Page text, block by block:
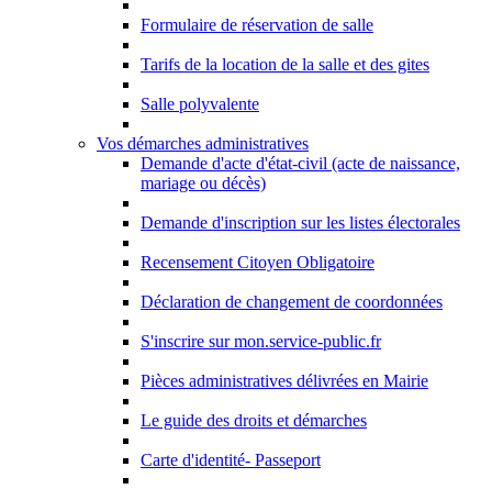
Formulaire de réservation de salle
Tarifs de la location de la salle et des gites
Salle polyvalente
Vos démarches administratives
Demande d'acte d'état-civil (acte de naissance,
mariage ou décès)
Demande d'inscription sur les listes électorales
Recensement Citoyen Obligatoire
Déclaration de changement de coordonnées
S'inscrire sur mon.service-public.fr
Pièces administratives délivrées en Mairie
Le guide des droits et démarches
Carte d'identité- Passeport